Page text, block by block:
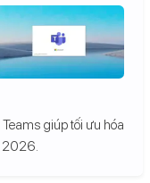
giúp tối ưu hóa
2026.